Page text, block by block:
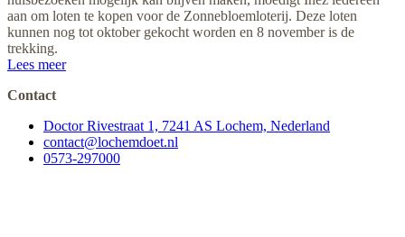
aan om loten te kopen voor de Zonnebloemloterij. Deze loten
kunnen nog tot oktober gekocht worden en 8 november is de
trekking.
Lees meer
Contact
Doctor Rivestraat 1, 7241 AS Lochem, Nederland
contact@lochemdoet.nl
0573-297000